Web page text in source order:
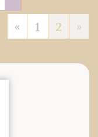
« 1 2 »